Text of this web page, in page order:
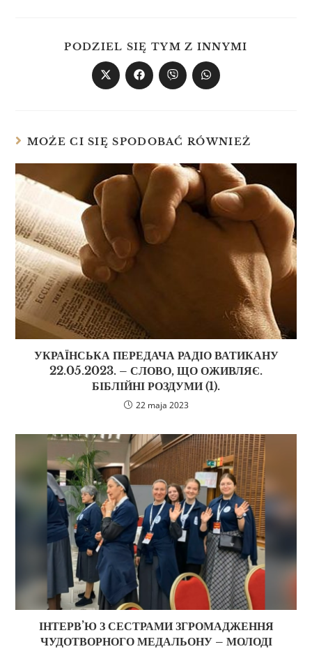
PODZIEL SIĘ TYM Z INNYMI
MOŻE CI SIĘ SPODOBAĆ RÓWNIEŻ
УКРАЇНСЬКА ПЕРЕДАЧА РАДІО ВАТИКАНУ
22.05.2023. – СЛОВО, ЩО ОЖИВЛЯЄ.
БІБЛІЙНІ РОЗДУМИ (1).
22 maja 2023
ІНТЕРВ’Ю З СЕСТРАМИ ЗГРОМАДЖЕННЯ
ЧУДОТВОРНОГО МЕДАЛЬОНУ – МОЛОДІ